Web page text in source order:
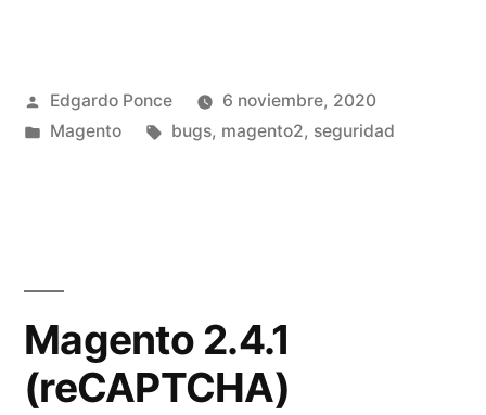
Publicado
por
Edgardo Ponce
6 noviembre, 2020
Publicado
Magento Etiquetas:
bugs, magento2, seguridad
Magento 2.4.1
(reCAPTCHA)